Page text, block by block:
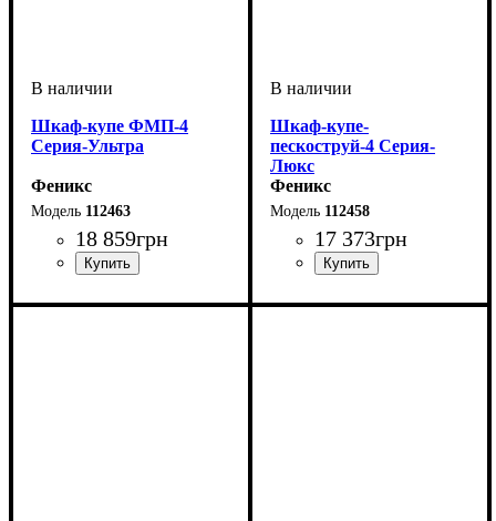
Шкаф-купе ФМП-4
Серия-Ультра
Феникс
112463
18 859грн
Шкаф-купе-
пескоструй-4 Серия-
Люкс
Феникс
112458
17 373грн